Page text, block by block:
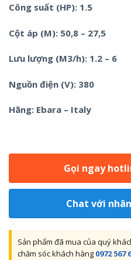
Công suất (HP): 1.5
Cột áp (M): 50,8 – 27,5
Lưu lượng (M3/h): 1.2 – 6
Nguồn điện (V): 380
Hãng: Ebara – Italy
Gọi ngay
Chat với
Sản phẩm đã mua của quý
chăm sóc khách hàng 0972 567